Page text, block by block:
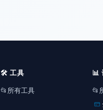
🛠️工具
📂 所有工具
📊
📂